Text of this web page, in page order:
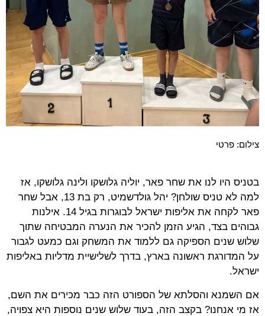
צילום: פרטי
בטניס היו לנו את שחר פאר, יוליה גלושקו ולינה גלושקו, אז
למה לא טניס שולחן? יהל גולדשמיט, רק בת 13, אבל שחר
פאר לקחה את אליפות ישראל לבוגרות בגיל 14. אילנות
גבוהים בצד, הגיע הזמן להכיר את הנערה המבטיחה שתוך
שלוש שנים הספיקה גם ללמוד את המשחק וגם כמעט לגבור
על המדורגת ראשונה בארץ, בדרך לשלישיית מדליות באליפות
ישראל.
אם השמנא והסלתא של הספורט הזה כבר מכירים את השם,
אז מי אנחנו? בקצב הזה, בעוד שלוש שנים נוספות היא צפויה,